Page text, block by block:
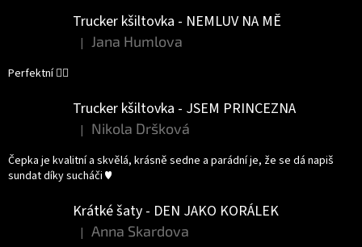
Trucker kšiltovka - NEMLUV NA MĚ
Hodnocení produktu je 5 z 5 hvězdiček.
| Jana Humlova
Perfektní 👌🏻
Trucker kšiltovka - JSEM PRINCEZNA
Hodnocení produktu je 5 z 5 hvězdiček.
| Nikola Dršková
Čepka je kvalitní a skvělá, krásně sedne a parádní je, že se dá napiš
sundat díky sucháči ♥️
Krátké šaty - DEN JAKO KORÁLEK
Hodnocení produktu je 5 z 5 hvězdiček.
| Anna Skardova